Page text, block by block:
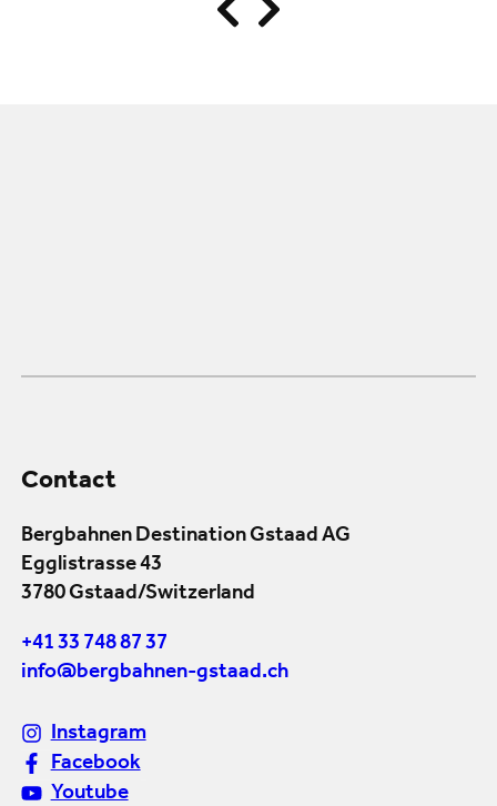
Contact
Bergbahnen Destination Gstaad AG
Egglistrasse 43
3780 Gstaad/Switzerland
+41 33 748 87 37
info@bergbahnen-gstaad.ch
Instagram
Facebook
Youtube